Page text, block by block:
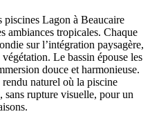
piscines Lagon à Beaucaire
ambiances tropicales. Chaque
sur l’intégration paysagère,
Le bassin épouse les
douce et harmonieuse.
naturel où la piscine
sans rupture visuelle, pour un